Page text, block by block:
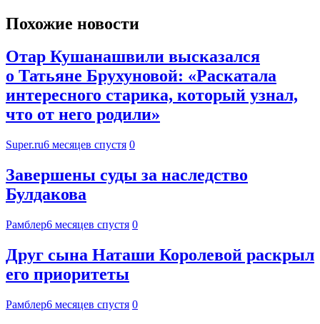
Похожие новости
Отар Кушанашвили высказался
о Татьяне Брухуновой: «Раскатала
интересного старика, который узнал,
что от него родили»
Super.ru6 месяцев спустя 0
Завершены суды за наследство
Булдакова
Рамблер6 месяцев спустя 0
Друг сына Наташи Королевой раскрыл
его приоритеты
Рамблер6 месяцев спустя 0